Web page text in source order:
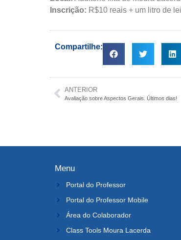
Inscrição: R$10 reais + um litro de
Compartilhe:
ANTERIOR
Avaliação sobre Aspectos Gerais. Últimos dias!
Menu
Portal do Professor
Portal do Professor Mobile
Área do Colaborador
Class Tools Moura Lacerda